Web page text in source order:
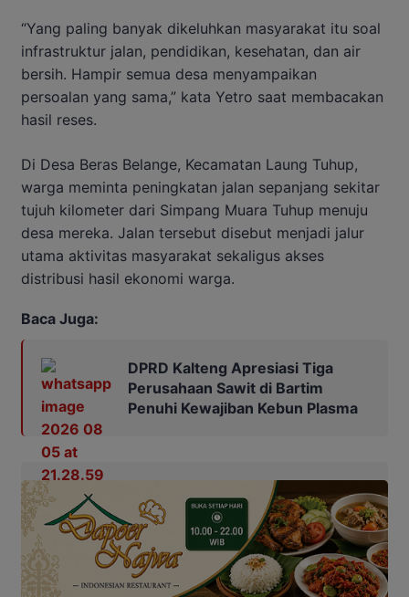
“Yang paling banyak dikeluhkan masyarakat itu soal
infrastruktur jalan, pendidikan, kesehatan, dan air
bersih. Hampir semua desa menyampaikan
persoalan yang sama,” kata Yetro saat membacakan
hasil reses.
Di Desa Beras Belange, Kecamatan Laung Tuhup,
warga meminta peningkatan jalan sepanjang sekitar
tujuh kilometer dari Simpang Muara Tuhup menuju
desa mereka. Jalan tersebut disebut menjadi jalur
utama aktivitas masyarakat sekaligus akses
distribusi hasil ekonomi warga.
Baca Juga:
DPRD Kalteng Apresiasi Tiga
Perusahaan Sawit di Bartim
Penuhi Kewajiban Kebun Plasma